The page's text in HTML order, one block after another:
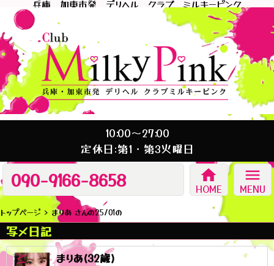
兵庫 加東市発 デリヘル クラブ ミルキーピンク
10:00～27:00
定休日:第1・第3火曜日
090-9166-8658 home
HOME
menu
MENU
トップページ まりあ さんの25/01の
写メ日記
まりあ(32歳)